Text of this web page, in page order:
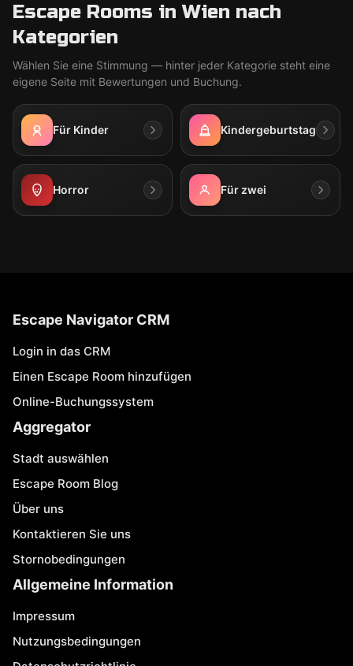
Escape Rooms in Wien nach
Kategorien
Wählen Sie eine Stimmung — hinter jeder Kategorie steht eine
eigene Seite mit Bewertungen und Buchung.
Für Kinder Kindergeburtstag
Horror Für zwei
Escape Navigator CRM
Login in das CRM
Einen Escape Room hinzufügen
Online-Buchungssystem
Aggregator
Stadt auswählen
Escape Room Blog
Über uns
Kontaktieren Sie uns
Stornobedingungen
Allgemeine Information
Impressum
Nutzungsbedingungen